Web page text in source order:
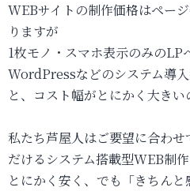
WEBサイトの制作価格はペー
りますが
1枚モノ・スマホ表示のみのLP
WordPressなどのシステム導
と、コスト幅がとにかく大きい
私たち芦屋人はご要望に合わ
だけるシステム搭載型WEB制
とにかく安く、でも「きちん